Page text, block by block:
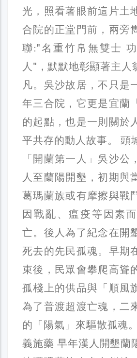
光，照看著眼前這片土
合院的正堂門前，兩旁
聯:"名重竹帛無雙士
人"，默默地彰顯著主人
凡。吳沙故居，不只是
年三合院，它更是宜蘭
的起點，也是一則關於
平共存的動人故事。 頭
「開蘭第一人」吳沙公
人至蘭陽開墾，初期與
葛瑪蘭族或有摩擦與戰
因戰亂、瘟疫等因素
亡。後人為了紀念在開
死去的先民孤魂。早期
束後，民眾會攀爬高聳
孤棧上的供品與「順風
為了普渡超渡亡魂，二
的「陽氣」來驅散孤魂
義施藥 早年漢人開墾蘭